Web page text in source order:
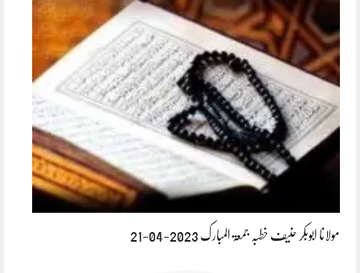
مولانا ابوبکر حنیف خطبہ جمعۃ المبارک 2023-04-21